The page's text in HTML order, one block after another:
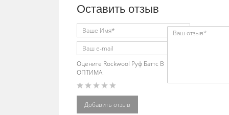
Оставить отзыв
Оцените Rockwool Руф Баттс В
ОПТИМА:
Добавить отзыв